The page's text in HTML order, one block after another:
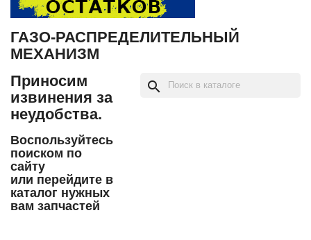
ГАЗО-РАСПРЕДЕЛИТЕЛЬНЫЙ
МЕХАНИЗМ
Приносим
извинения за
неудобства.
Воспользуйтесь
поиском по
сайту
или перейдите в
каталог нужных
вам запчастей
search